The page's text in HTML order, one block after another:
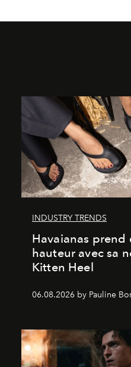
INDUSTRY TRENDS
Havaianas prend
hauteur avec sa
Kitten Heel
06.08.2026 by Pauline